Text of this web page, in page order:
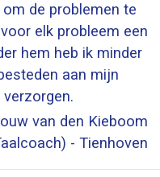
de problemen te
elk probleem een
hem heb ik minder
aan mijn
van den Kieboom
- Tienhoven